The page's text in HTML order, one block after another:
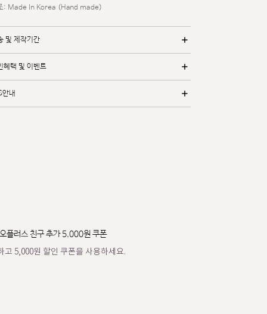
: Made In Korea (Hand made)
및 제작기간
혜택 및 이벤트
내
플러스 친구 추가 5,000원 쿠폰
고 5,000원 할인 쿠폰을 사용하세요.